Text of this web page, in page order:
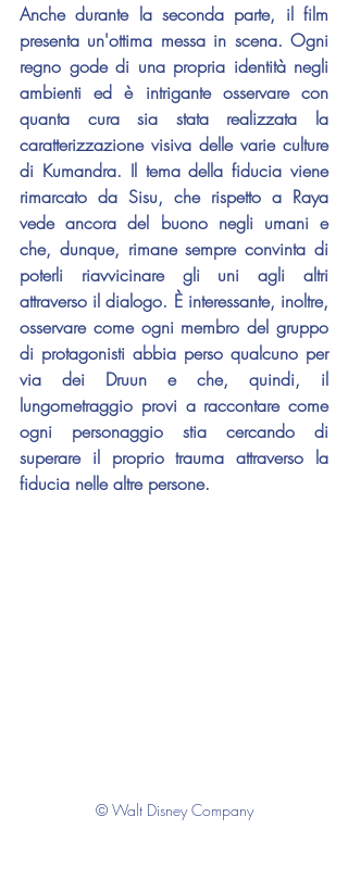
Anche durante la seconda parte, il film
presenta un'ottima messa in scena. Ogni
regno gode di una propria identità negli
ambienti ed è intrigante osservare con
quanta cura sia stata realizzata la
caratterizzazione visiva delle varie culture
di Kumandra. Il tema della fiducia viene
rimarcato da Sisu, che rispetto a Raya
vede ancora del buono negli umani e
che, dunque, rimane sempre convinta di
poterli riavvicinare gli uni agli altri
attraverso il dialogo. È interessante, inoltre,
osservare come ogni membro del gruppo
di protagonisti abbia perso qualcuno per
via dei Druun e che, quindi, il
lungometraggio provi a raccontare come
ogni personaggio stia cercando di
superare il proprio trauma attraverso la
fiducia nelle altre persone.
© Walt Disney Company